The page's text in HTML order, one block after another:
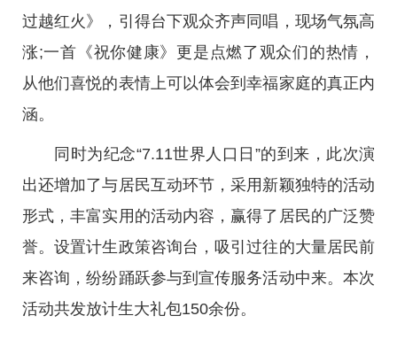
过越红火》，引得台下观众齐声同唱，现场气氛高
涨;一首《祝你健康》更是点燃了观众们的热情，
从他们喜悦的表情上可以体会到幸福家庭的真正内
涵。
同时为纪念“7.11世界人口日”的到来，此次演
出还增加了与居民互动环节，采用新颖独特的活动
形式，丰富实用的活动内容，赢得了居民的广泛赞
誉。设置计生政策咨询台，吸引过往的大量居民前
来咨询，纷纷踊跃参与到宣传服务活动中来。本次
活动共发放计生大礼包150余份。